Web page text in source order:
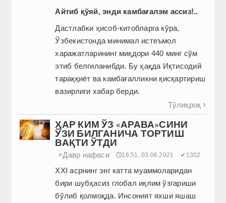
Айтиб қўяй, энди камбағалэм ассиз!..
Дастлабки ҳисоб-китобларга кўра,
Ўзбекистонда минимал истеъмол
харажатларининг миқдори 440 минг сўм
этиб белгиланибди. Бу ҳақда Иқтисодий
тараққиёт ва камбағалликни қисқартириш
вазирлиги хабар берди.
Тўлиқроқ 
ҲАР КИМ ЎЗ «АРАВА»СИНИ
ЎЗИ БИЛГАНИЧА ТОРТИШ
ВАҚТИ ЎТДИ
≡Давр нафаси 🕔16:51, 03.06.2021 ✔1302
XXI асрнинг энг катта муаммоларидан
бири шубҳасиз глобал иқлим ўзгариши
бўлиб қолмоқда. Инсоният яхши яшаш